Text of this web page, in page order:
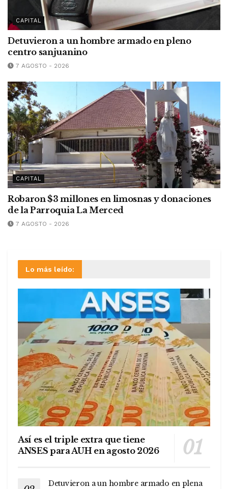
CAPITAL
Detuvieron a un hombre armado en pleno
centro sanjuanino
7 AGOSTO - 2026
CAPITAL
Robaron $3 millones en limosnas y donaciones
de la Parroquia La Merced
7 AGOSTO - 2026
Lo más leído:
Así es el triple extra que tiene
ANSES para AUH en agosto 2026
Detuvieron a un hombre armado en plena